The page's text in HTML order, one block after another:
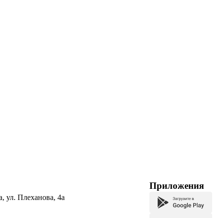
ул. Плеханова, 4а
Приложения